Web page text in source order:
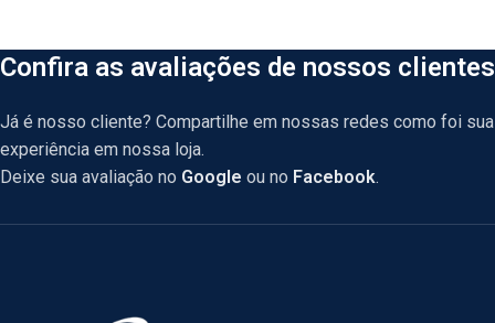
Confira as avaliações de nossos clientes
Já é nosso cliente? Compartilhe em nossas redes como foi sua
experiência em nossa loja.
Deixe sua avaliação no Google ou no Facebook.